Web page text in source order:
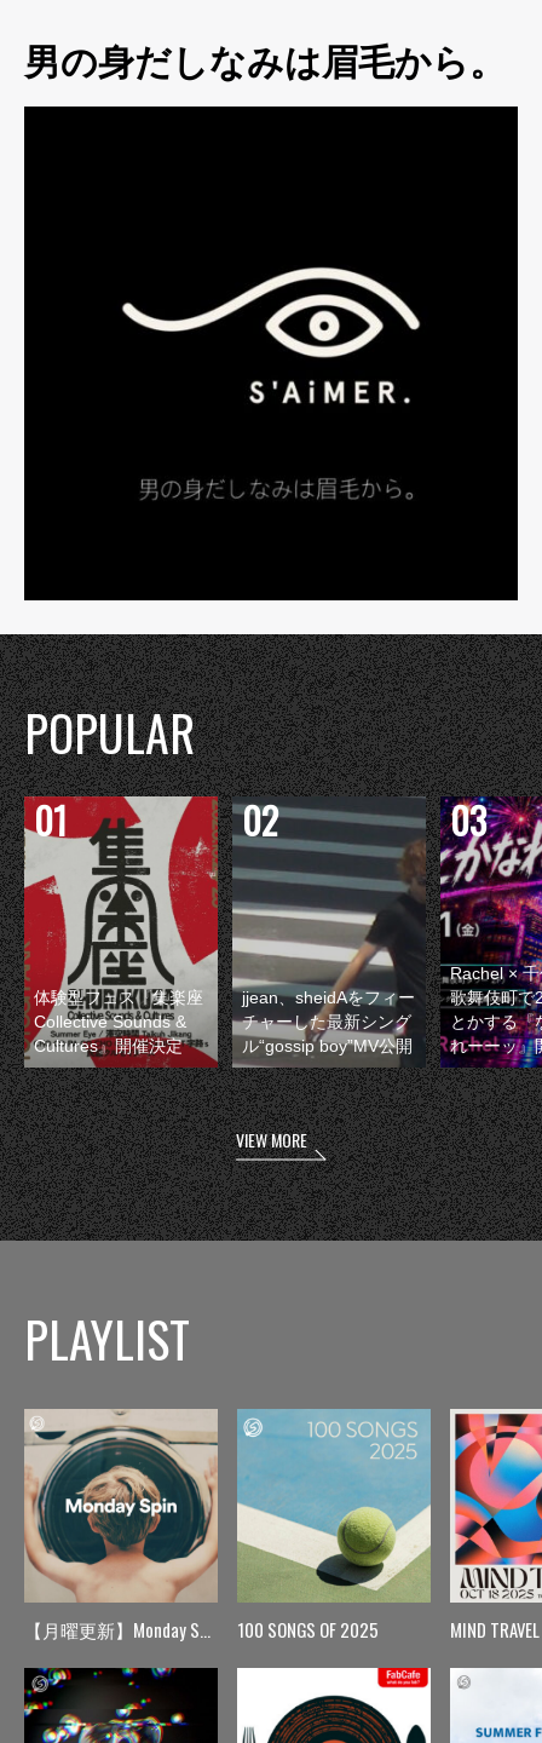
男の身だしなみは眉毛から。
POPULAR
体験型フェス『集楽座
Collective Sounds &
Cultures』開催決定
jjean、sheidAをフィー
チャーした最新シング
ル“gossip boy”MV公開
Rachel ×
歌舞伎町で
とかする『
れーーッ』
VIEW MORE
PLAYLIST
【月曜更新】Monday Spin 100 SONGS OF 2025 MIND TRAVEL